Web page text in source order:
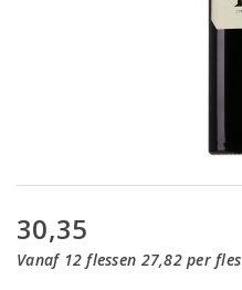
30,35
Vanaf 12 flessen 27,82 per fles